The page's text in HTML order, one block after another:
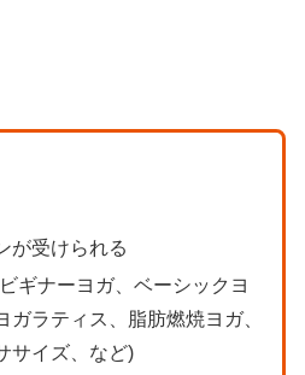
が受けられる
ギナーヨガ、ベーシックヨ
ガラティス、脂肪燃焼ヨガ、
サイズ、など)